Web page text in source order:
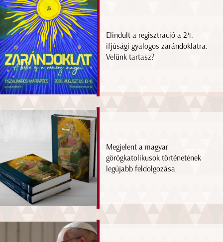
Elindult a regisztráció a 24.
ifjúsági gyalogos zarándoklatra.
Velünk tartasz?
Megjelent a magyar
görögkatolikusok történetének
legújabb feldolgozása